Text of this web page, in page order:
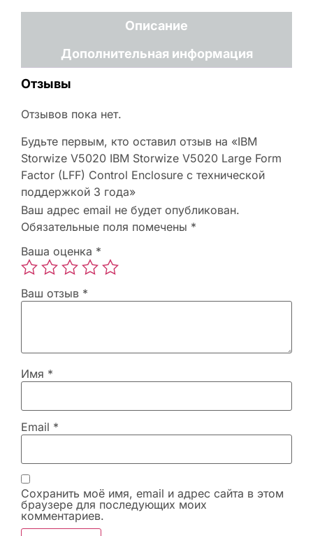
Описание
Дополнительная информация
Отзывы
Отзывов пока нет.
Будьте первым, кто оставил отзыв на «IBM
Storwize V5020 IBM Storwize V5020 Large Form
Factor (LFF) Control Enclosure с технической
поддержкой 3 года»
Ваш адрес email не будет опубликован.
Обязательные поля помечены *
Ваша оценка *
Ваш отзыв *
Имя *
Email *
Сохранить моё имя, email и адрес сайта в этом
браузере для последующих моих
комментариев.